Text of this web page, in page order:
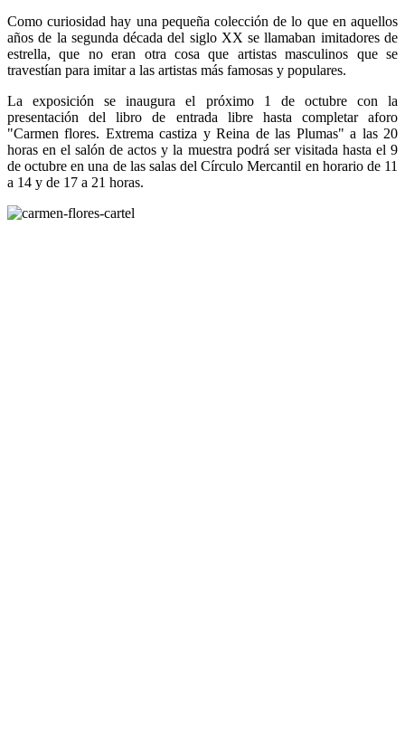
Como curiosidad hay una pequeña colección de lo que en aquellos
años de la segunda década del siglo XX se llamaban imitadores de
estrella, que no eran otra cosa que artistas masculinos que se
travestían para imitar a las artistas más famosas y populares.
La exposición se inaugura el próximo 1 de octubre con la
presentación del libro de entrada libre hasta completar aforo
"Carmen flores. Extrema castiza y Reina de las Plumas" a las 20
horas en el salón de actos y la muestra podrá ser visitada hasta el 9
de octubre en una de las salas del Círculo Mercantil en horario de 11
a 14 y de 17 a 21 horas.